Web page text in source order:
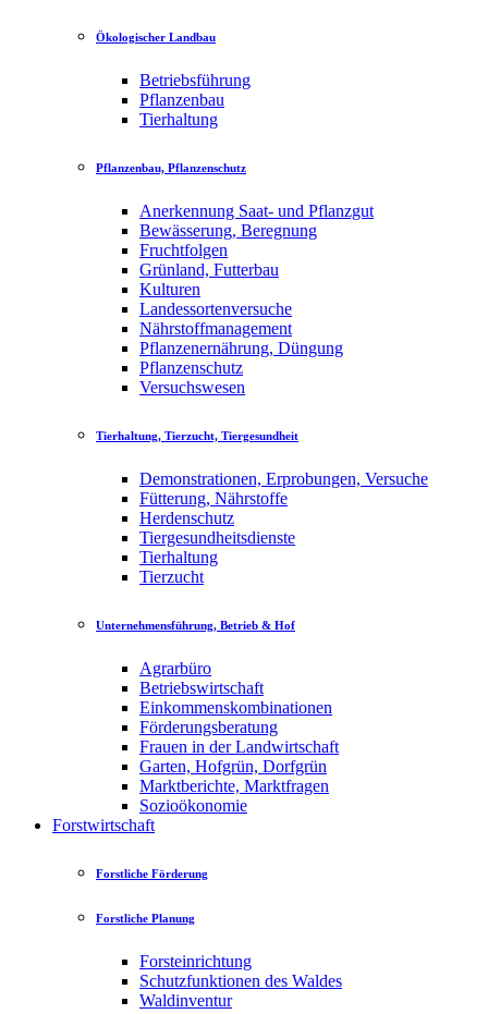
Ökologischer Landbau
Betriebsführung
Pflanzenbau
Tierhaltung
Pflanzenbau, Pflanzenschutz
Anerkennung Saat- und Pflanzgut
Bewässerung, Beregnung
Fruchtfolgen
Grünland, Futterbau
Kulturen
Landessortenversuche
Nährstoffmanagement
Pflanzenernährung, Düngung
Pflanzenschutz
Versuchswesen
Tierhaltung, Tierzucht, Tiergesundheit
Demonstrationen, Erprobungen, Versuche
Fütterung, Nährstoffe
Herdenschutz
Tiergesundheitsdienste
Tierhaltung
Tierzucht
Unternehmensführung, Betrieb & Hof
Agrarbüro
Betriebswirtschaft
Einkommenskombinationen
Förderungsberatung
Frauen in der Landwirtschaft
Garten, Hofgrün, Dorfgrün
Marktberichte, Marktfragen
Sozioökonomie
Forstwirtschaft
Forstliche Förderung
Forstliche Planung
Forsteinrichtung
Schutzfunktionen des Waldes
Waldinventur